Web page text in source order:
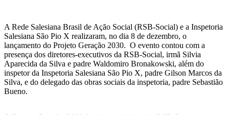
A Rede Salesiana Brasil de Ação Social (RSB-Social) e a Inspetoria
Salesiana São Pio X realizaram, no dia 8 de dezembro, o
lançamento do Projeto Geração 2030. O evento contou com a
presença dos diretores-executivos da RSB-Social, irmã Silvia
Aparecida da Silva e padre Waldomiro Bronakowski, além do
inspetor da Inspetoria Salesiana São Pio X, padre Gilson Marcos da
Silva, e do delegado das obras sociais da inspetoria, padre Sebastião
Bueno.